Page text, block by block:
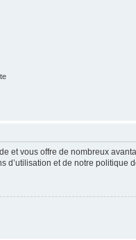
et vous offre de nombreux
et de notre